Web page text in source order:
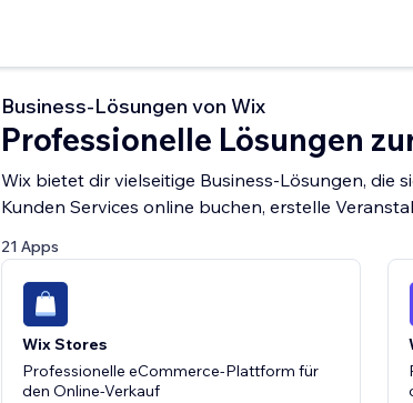
Business-Lösungen von Wix
Professionelle Lösungen
Wix bietet dir vielseitige Business-Lösungen, die
Kunden Services online buchen, erstelle
21 Apps
Wix Stores
Professionelle eCommerce-Plattform für
den Online-Verkauf